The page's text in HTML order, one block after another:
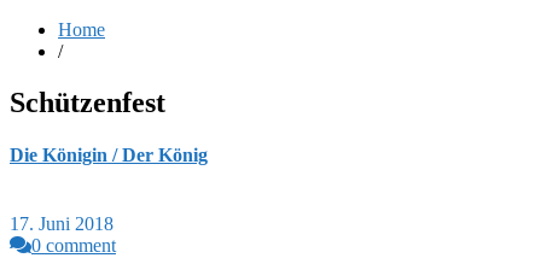
Home
/
Schützenfest
Die Königin / Der König
17. Juni 2018
0 comment